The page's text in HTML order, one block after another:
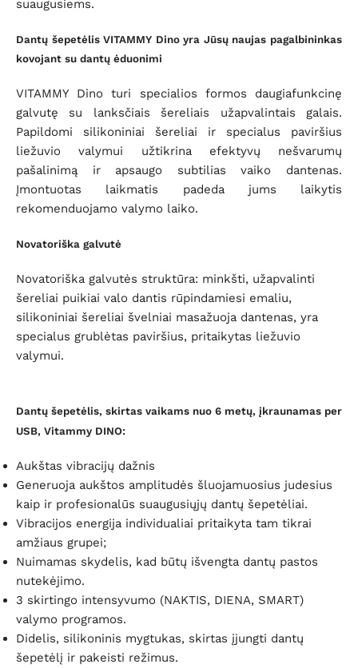
suaugusiems.
Dantų šepetėlis VITAMMY Dino yra Jūsų naujas pagalbininkas
kovojant su dantų ėduonimi
VITAMMY Dino turi specialios formos daugiafunkcinę
galvutę su lanksčiais šereliais užapvalintais galais.
Papildomi silikoniniai šereliai ir specialus paviršius
liežuvio valymui užtikrina efektyvų nešvarumų
pašalinimą ir apsaugo subtilias vaiko dantenas.
Įmontuotas laikmatis padeda jums laikytis
rekomenduojamo valymo laiko.
Novatoriška galvutė
Novatoriška galvutės struktūra: minkšti, užapvalinti
šereliai puikiai valo dantis rūpindamiesi emaliu,
silikoniniai šereliai švelniai masažuoja dantenas, yra
specialus grublėtas paviršius, pritaikytas liežuvio
valymui.
Dantų šepetėlis, skirtas vaikams nuo 6 metų, įkraunamas per
USB, Vitammy DINO:
Aukštas vibracijų dažnis
Generuoja aukštos amplitudės šluojamuosius judesius
kaip ir profesionalūs suaugusiųjų dantų šepetėliai.
Vibracijos energija individualiai pritaikyta tam tikrai
amžiaus grupei;
Nuimamas skydelis, kad būtų išvengta dantų pastos
nutekėjimo.
3 skirtingo intensyvumo (NAKTIS, DIENA, SMART)
valymo programos.
Didelis, silikoninis mygtukas, skirtas įjungti dantų
šepetėlį ir pakeisti režimus.